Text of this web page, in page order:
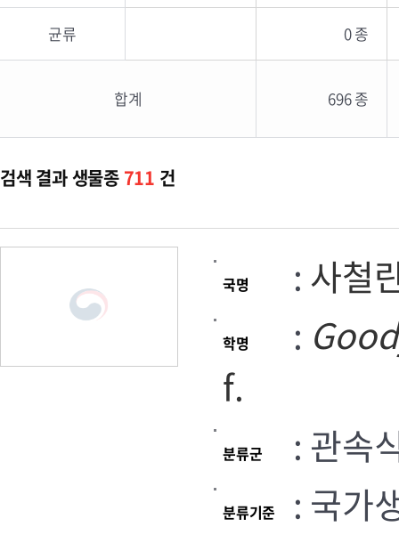
균류 0 종
합계 696 종
검색 결과 생물종 711 건
국명 : 사철
학명 :
f.
분류군 : 관속
분류기준 : 국가